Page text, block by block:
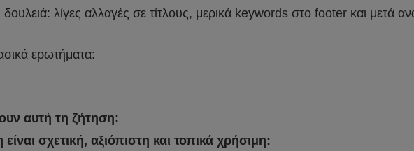
λίγες αλλαγές σε τίτλους, μερικά keywords στο footer και μετά
ερωτήματα:
αυτή τη ζήτηση:
σχετική, αξιόπιστη και τοπικά χρήσιμη: